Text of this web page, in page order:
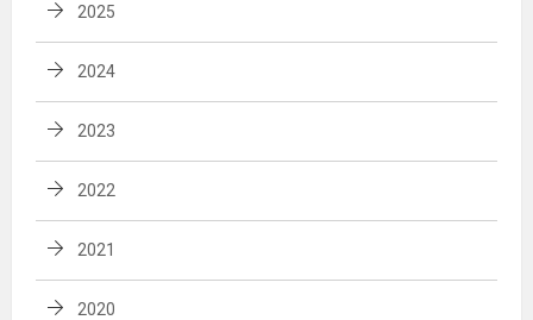
2025
2024
2023
2022
2021
2020